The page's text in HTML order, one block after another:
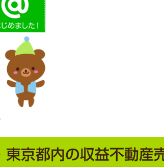
東京都内の収益不動産